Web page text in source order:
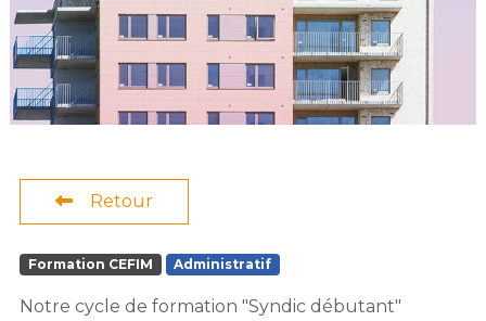
Retour
Formation CEFIM Administratif
Notre cycle de formation "Syndic débutant"